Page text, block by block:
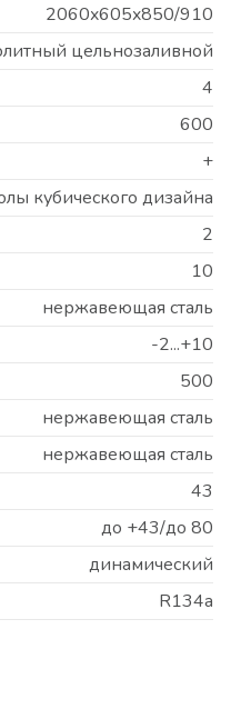
2060x605x850/910
цельнозаливной
4
600
+
кубического дизайна
2
10
нержавеющая сталь
-2...+10
500
нержавеющая сталь
нержавеющая сталь
43
до +43/до 80
динамический
R134a